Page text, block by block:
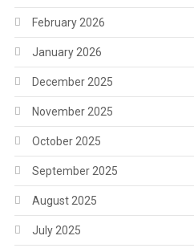
February 2026
January 2026
December 2025
November 2025
October 2025
September 2025
August 2025
July 2025